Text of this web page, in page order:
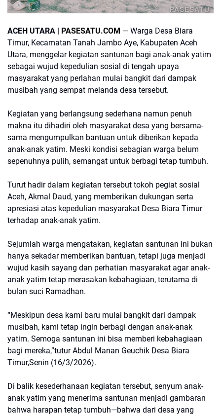
PASESATU
ACEH UTARA | PASESATU.COM — Warga Desa Biara
Timur, Kecamatan Tanah Jambo Aye, Kabupaten Aceh
Utara, menggelar kegiatan santunan bagi anak-anak yatim
sebagai wujud kepedulian sosial di tengah upaya
masyarakat yang perlahan mulai bangkit dari dampak
musibah yang sempat melanda desa tersebut.
Kegiatan yang berlangsung sederhana namun penuh
makna itu dihadiri oleh masyarakat desa yang bersama-
sama mengumpulkan bantuan untuk diberikan kepada
anak-anak yatim. Meski kondisi sebagian warga belum
sepenuhnya pulih, semangat untuk berbagi tetap tumbuh.
Turut hadir dalam kegiatan tersebut tokoh pegiat sosial
Aceh, Akmal Daud, yang memberikan dukungan serta
apresiasi atas kepedulian masyarakat Desa Biara Timur
terhadap anak-anak yatim.
Sejumlah warga mengatakan, kegiatan santunan ini bukan
hanya sekadar memberikan bantuan, tetapi juga menjadi
wujud kasih sayang dan perhatian masyarakat agar anak-
anak yatim tetap merasakan kebahagiaan, terutama di
bulan suci Ramadhan.
“Meskipun desa kami baru mulai bangkit dari dampak
musibah, kami tetap ingin berbagi dengan anak-anak
yatim. Semoga santunan ini bisa memberi kebahagiaan
bagi mereka,”tutur Abdul Manan Geuchik Desa Biara
Timur,Senin (16/3/2026).
Di balik kesederhanaan kegiatan tersebut, senyum anak-
anak yatim yang menerima santunan menjadi gambaran
bahwa harapan tetap tumbuh—bahwa dari desa yang